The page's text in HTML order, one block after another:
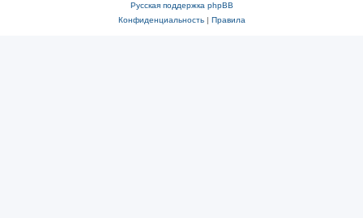
Русская поддержка phpBB
Конфиденциальность| Правила